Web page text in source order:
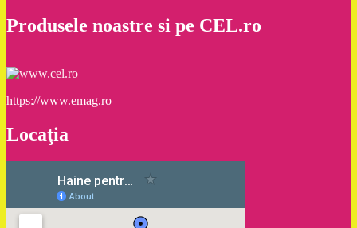
Produsele noastre si pe CEL.ro
https://www.emag.ro
Locaţia